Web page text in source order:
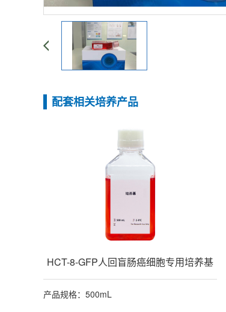
配套相关培养产品
HCT-8-GFP人回盲肠癌细胞专用培养基
产品规格：500mL